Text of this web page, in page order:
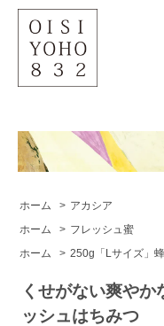
ホーム > アカシア
ホーム > フレッシュ蜜
ホーム > 250g「Lサイズ」
くせがない爽や
ッシュはちみつ